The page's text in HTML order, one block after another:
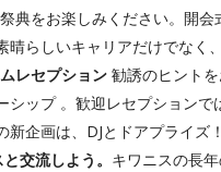
典をお楽しみください。開
らしいキャリアだけでなく
レセプション 勧誘のヒント
シップ 。歓迎レセプション
企画は、DJとドアプライズ！
交流しよう。 キワニスの長